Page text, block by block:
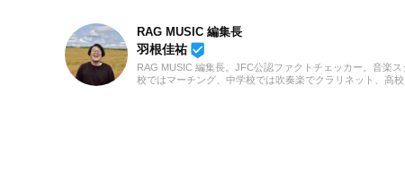
RAG MUSIC 編集長
羽根佳祐 beenhere
RAG MUSIC 編集長。JFC公認ファクトチェッカー。音楽
校ではマーチング、中学校では吹奏楽でクラリネット、高